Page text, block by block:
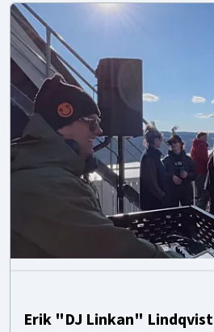
Erik "DJ Linkan" Lindqvist